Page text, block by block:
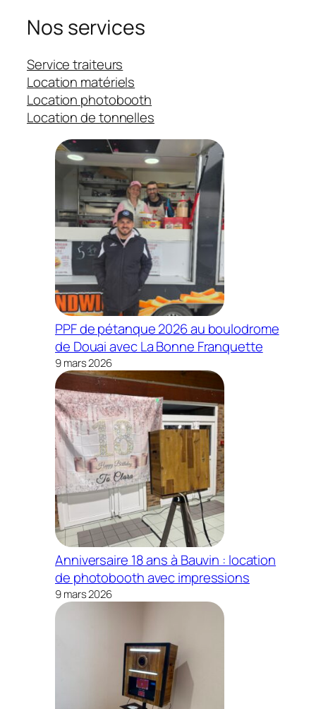
Nos services
Service traiteurs
Location matériels
Location photobooth
Location de tonnelles
PPF de pétanque 2026 au boulodrome
de Douai avec La Bonne Franquette
9 mars 2026
Anniversaire 18 ans à Bauvin : location
de photobooth avec impressions
9 mars 2026